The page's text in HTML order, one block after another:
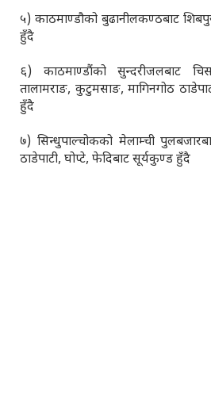
५) काठमाण्डौको बुढानीलकण्ठबाट
हुँदै
६) काठमाण्डौंको सुन्दरीजलबाट
तालामराङ, कुटुमसाङ, मागिनगोठ
हुँदै
७) सिन्धुपाल्चोकको मेलाम्ची
ठाडेपाटी, घोप्टे, फेदिबाट सूर्यकुण्ड हुँदै